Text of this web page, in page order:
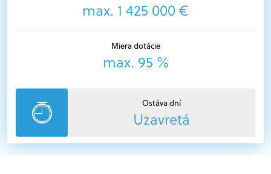
max. 1 425 000 €
Miera dotácie
max. 95 %
Ostáva dní
Uzavretá